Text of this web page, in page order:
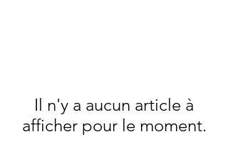
Il n'y a aucun article à
afficher pour le moment.